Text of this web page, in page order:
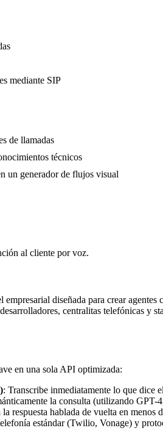
mediante SIP
de llamadas
técnicos
un generador de flujos visual
al cliente por voz.
diseñada para crear
centralitas telefónicas y
en una sola API optimizada:
: Transcribe inmediatamente lo que dice
la consulta (utilizando
la respuesta hablada de vuelta en
estándar (Twilio, Vonage) y